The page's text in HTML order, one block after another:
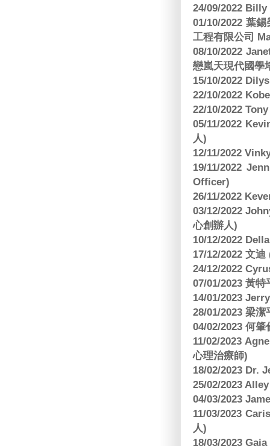
24/09/2022
01/10/2022 葉
工程有限公司
08/10/2022
戀嵐天現代國學
15/10/2022
22/10/2022
22/10/2022
05/11/2022
人)
12/11/2022
19/11/2022
Officer)
26/11/2022
03/12/2022
心創辦人)
10/12/2022
17/12/2022 文
24/12/2022
07/01/2023 黃
14/01/2023
28/01/2023 梁
04/02/2023 何
11/02/2023
心理治療師)
18/02/2023 Dr.
25/02/2023
04/03/2023
11/03/2023
人)
18/03/2023